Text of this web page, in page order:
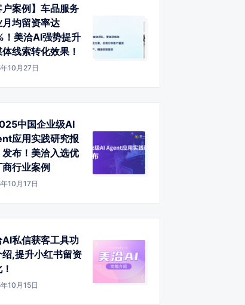
户案例】车品服务
月均留资率达
！美洽AI强势提升
线索转化效果！
10月27日
中国企业级AI
应用实践研究报
发布！美洽入选优
行业案例
10月17日
AI私信获客工具功
绍,提升小红书留资
10月15日